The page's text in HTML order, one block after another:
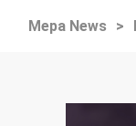
Mepa News >